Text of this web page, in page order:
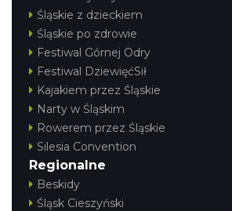
Śląskie z dzieckiem
Śląskie po zdrowie
Festiwal Górnej Odry
Festiwal DziewięćSił
Kajakiem przez Śląskie
Narty w Śląskim
Rowerem przez Śląskie
Silesia Convention
Regionalne
Beskidy
Śląsk Cieszyński